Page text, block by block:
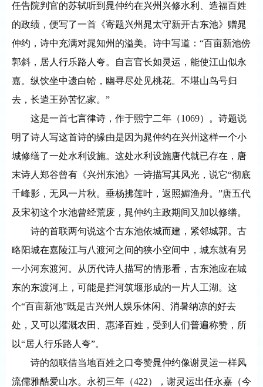
任告院判官的苏轼听到晁仲约在兴州兴修水利、造福百姓
的政绩，便写了一首《寄题兴州晁太守新开古东池》赠晁
仲约，诗中充满对晁知州的溢美。诗中写道： “百亩新池傍
郭斜，居人行乐路人夸。自言官长如灵运，能使江山似永
嘉。纵饮坐中遗白帢，幽寻尽处见桃花。不堪山鸟号归
去，长遣王孙苦忆家。”
这是一首七言律诗，作于熙宁二年（1069）。诗题说
明了诗人写这首诗的缘由是因为晁仲约在兴州这样一个小
城修缮了一处水利设施。这处水利设施唐代就已存在，唐
末诗人郑谷曾有《兴州东池》一诗描写其风光，说它“彻底
千峰影，无风一片秋。垂杨拂莲叶，返照媚渔舟。”唐五代
及宋初这个水池曾经荒废，晁仲约主政期间又加以修缮。
诗的首联两句说这个古东池依城而建，紧邻城郭。古
略阳城在嘉陵江与八渡河之间的狭小空间中，城东就有另
一小河东渡河。从历代诗人描写的情形看，古东池应在城
东的东渡河上，可能是拦河筑堰形成的一片人工湖。这
个“百亩新池”既是古兴州人娱乐休闲、消暑纳凉的好去
处，又可以灌溉农田、惠泽百姓，受到人们普遍称赞，所
以“居人行乐路人夸”。
诗的颔联借当地百姓之口夸赞晁仲约像谢灵运一样风
流儒雅酷爱山水。永初三年（422），谢灵运出任永嘉（今